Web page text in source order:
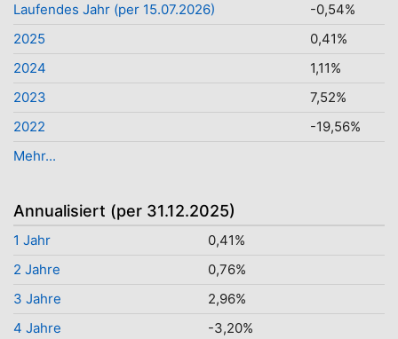
Laufendes Jahr (per 15.07.2026)
-0,54%
2025
0,41%
2024
1,11%
2023
7,52%
2022
-19,56%
Mehr...
Annualisiert (per 31.12.2025)
1 Jahr
0,41%
2 Jahre
0,76%
3 Jahre
2,96%
4 Jahre
-3,20%